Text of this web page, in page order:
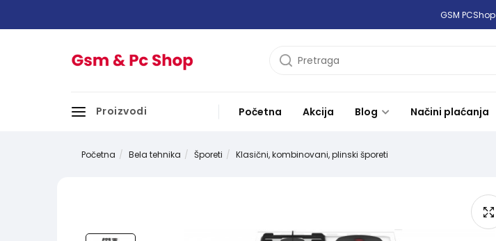
GSM PCShop
Proizvodi Početna Akcija Blog Načini plaćanja
Početna Bela tehnika Šporeti Klasični, kombinovani, plinski šporeti